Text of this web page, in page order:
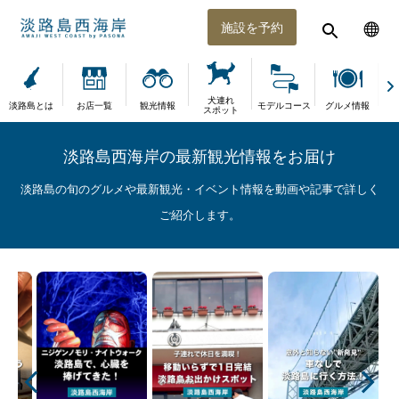
施設を予約
淡路島とは お店一覧 観光情報
犬連れ
スポット
モデルコース グルメ情報
淡路島西海岸の最新観光情報をお届け
淡路島の旬のグルメや最新観光・イベント情報を動画や記事で詳しく
ご紹介します。